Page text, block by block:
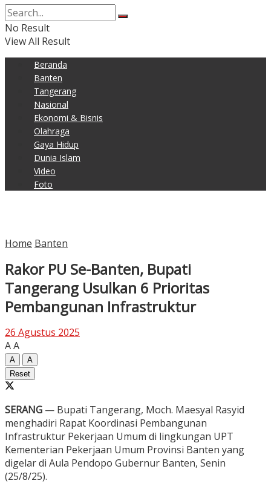
No Result
View All Result
Beranda
Banten
Tangerang
Nasional
Ekonomi & Bisnis
Olahraga
Gaya Hidup
Dunia Islam
Video
Foto
Home Banten
Rakor PU Se-Banten, Bupati
Tangerang Usulkan 6 Prioritas
Pembangunan Infrastruktur
26 Agustus 2025
AA
A
A
Reset
SERANG — Bupati Tangerang, Moch. Maesyal Rasyid
menghadiri Rapat Koordinasi Pembangunan
Infrastruktur Pekerjaan Umum di lingkungan UPT
Kementerian Pekerjaan Umum Provinsi Banten yang
digelar di Aula Pendopo Gubernur Banten, Senin
(25/8/25).